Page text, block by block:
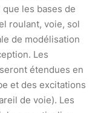
les bases de
roulant, voie, sol
de modélisation
Les
étendues en
et des excitations
de voie). Les